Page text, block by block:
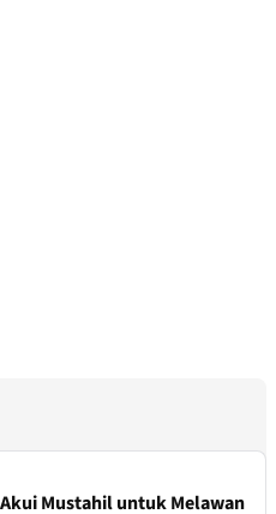
Mustahil untuk Melawan